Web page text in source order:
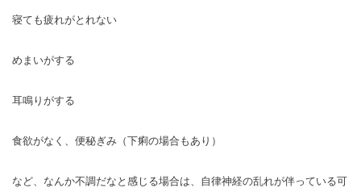
寝ても疲れがとれない
めまいがする
耳鳴りがする
食欲がなく、便秘ぎみ（下痢の場合もあり）
など、なんか不調だなと感じる場合は、自律神経の乱れが伴っている可